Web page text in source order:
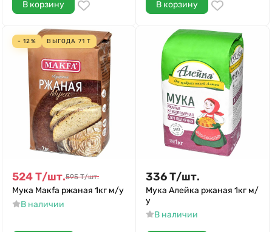
В корзину В корзину
- 12% ВЫГОДА 71 Т
524Т/шт.595 Т/шт.
Мука Макfа ржаная 1кг м/у
В наличии
336Т/шт.
Мука Алейка ржаная 1кг м/
у
В наличии